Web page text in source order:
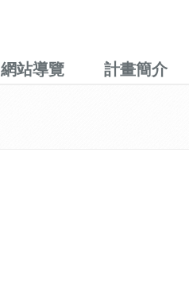
網站導覽 計畫簡介